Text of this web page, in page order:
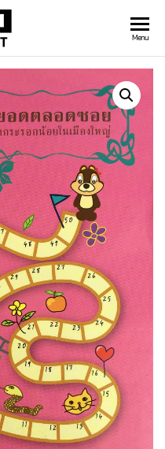
พิมพ์
คมบาง
east
meets
west
Menu